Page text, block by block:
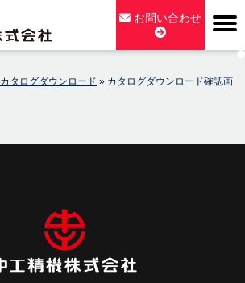
お問い合わせ
カタログダウンロード » カタログダウンロード確認画